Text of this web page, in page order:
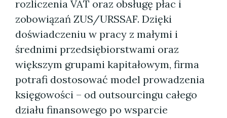
rozliczenia VAT oraz obsługę płac i
zobowiązań ZUS/URSSAF. Dzięki
doświadczeniu w pracy z małymi i
średnimi przedsiębiorstwami oraz
większym grupami kapitałowym, firma
potrafi dostosować model prowadzenia
księgowości – od outsourcingu całego
działu finansowego po wsparcie